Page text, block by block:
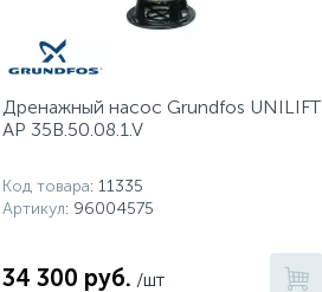
Дренажный насос Grundfos UNILIFT
AP 35B.50.08.1.V
Код товара: 11335
Артикул: 96004575
34 300 руб. /шт